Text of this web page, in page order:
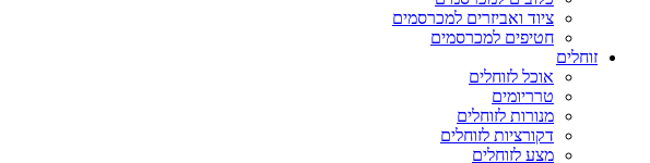
ציוד ואביזרים למכרסמים
חטיפים למכרסמים
זוחלים
אוכל לזוחלים
טרריומים
מנורות לזוחלים
דקורציות לזוחלים
מצע לזוחלים